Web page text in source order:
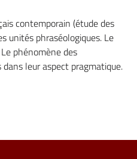
contemporain (étude des
unités phraséologiques. Le
phénomène des
leur aspect pragmatique.